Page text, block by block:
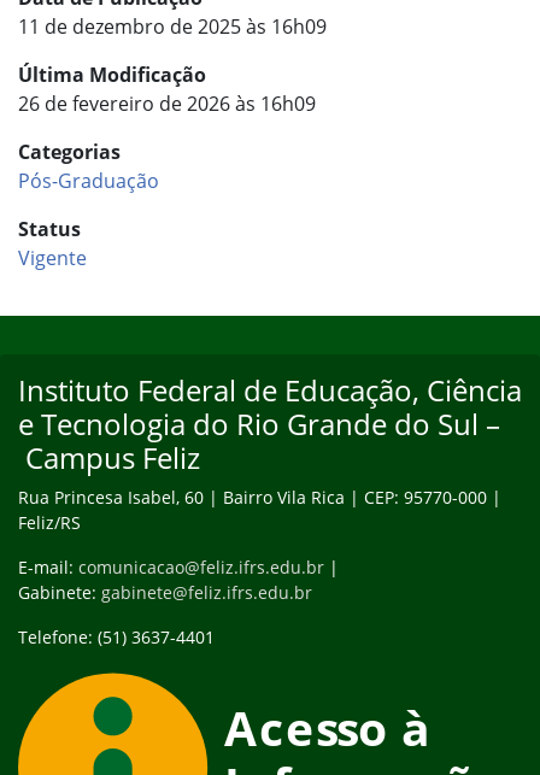
11 de dezembro de 2025 às 16h09
Última Modificação
26 de fevereiro de 2026 às 16h09
Categorias
Pós-Graduação
Status
Vigente
Instituto Federal de Educação, Ciência
e Tecnologia do Rio Grande do Sul –
Campus Feliz
Rua Princesa Isabel, 60 | Bairro Vila Rica | CEP: 95770-000 |
Feliz/RS
E-mail: comunicacao@feliz.ifrs.edu.br |
Gabinete: gabinete@feliz.ifrs.edu.br
Telefone: (51) 3637-4401